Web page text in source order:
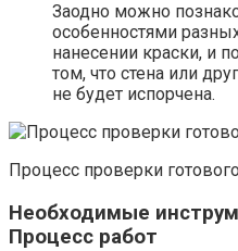
Заодно можно
особенностями
нанесении краски, и
том, что стена или
не будет испорчена.
Процесс проверки
Необходимые
Процесс работ